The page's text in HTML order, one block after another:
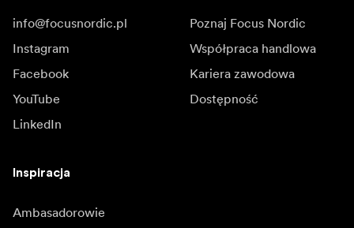
info@focusnordic.pl
Instagram
Facebook
YouTube
LinkedIn
Poznaj Focus Nordic
Współpraca handlowa
Kariera zawodowa
Dostępność
Inspiracja
Ambasadorowie